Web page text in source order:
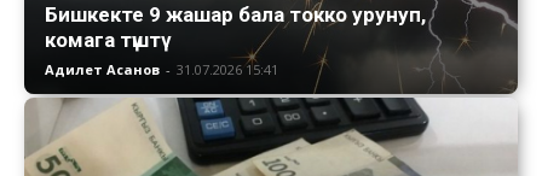
Бишкекте 9 жашар бала токко урунуп,
комага түштү
Адилет Асанов - 31.07.2026 15:41